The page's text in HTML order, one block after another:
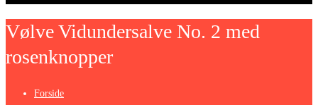
Vølve Vidundersalve No. 2 med
rosenknopper
Forside